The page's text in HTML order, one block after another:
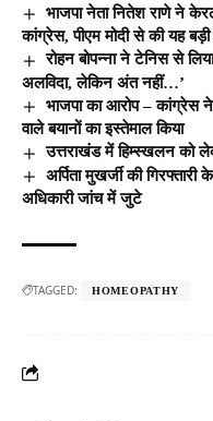
भाजपा नेता नितेश राणे ने
कांग्रेस, पीएम मोदी से की यह बड़ी
रोहन बोपन्ना ने टेनिस से
अलविदा, लेकिन अंत नहीं…’
भाजपा का आरोप – कांग्रेस
वाले बयानों का इस्तेमाल किया
उत्तराखंड में हिम्स्खलन को
अर्पिता मुखर्जी की
अधिकारी जांच में जुटे
TAGGED: HOMEOPATHY